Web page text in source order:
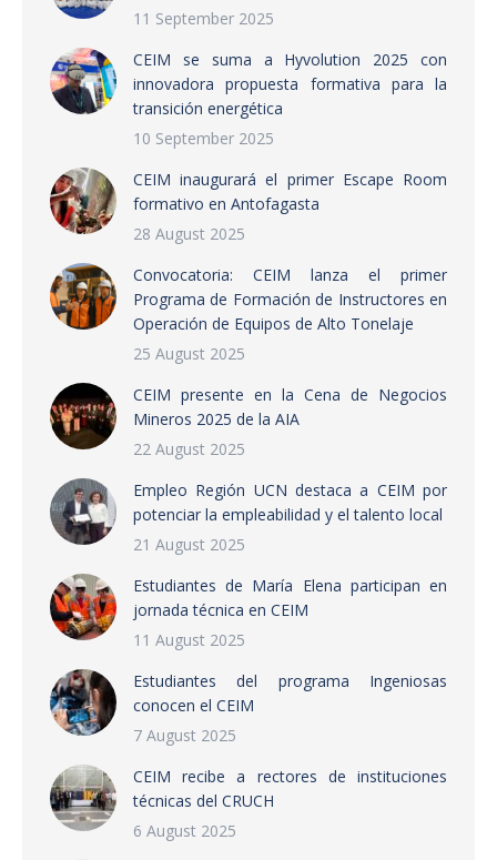
11 September 2025
CEIM se suma a Hyvolution 2025 con
innovadora propuesta formativa para la
transición energética
10 September 2025
CEIM inaugurará el primer Escape Room
formativo en Antofagasta
28 August 2025
Convocatoria: CEIM lanza el primer
Programa de Formación de Instructores en
Operación de Equipos de Alto Tonelaje
25 August 2025
CEIM presente en la Cena de Negocios
Mineros 2025 de la AIA
22 August 2025
Empleo Región UCN destaca a CEIM por
potenciar la empleabilidad y el talento local
21 August 2025
Estudiantes de María Elena participan en
jornada técnica en CEIM
11 August 2025
Estudiantes del programa Ingeniosas
conocen el CEIM
7 August 2025
CEIM recibe a rectores de instituciones
técnicas del CRUCH
6 August 2025